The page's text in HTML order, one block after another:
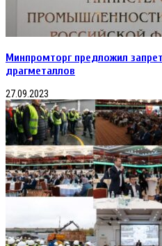
Минпромторг предложил
драгметаллов
27.09.2023